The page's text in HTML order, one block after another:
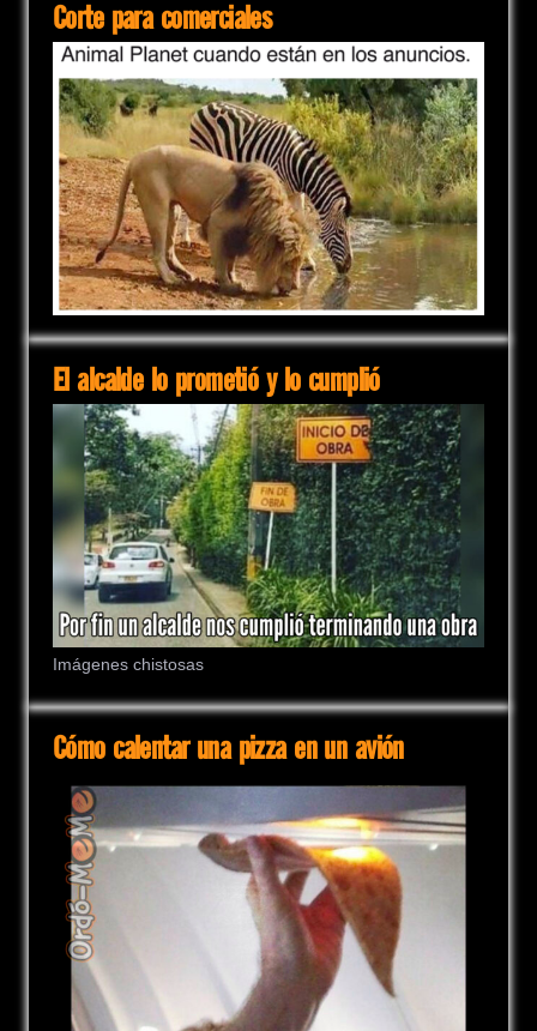
Corte para comerciales
El alcalde lo prometió y lo cumplió
Imágenes chistosas
Cómo calentar una pizza en un avión